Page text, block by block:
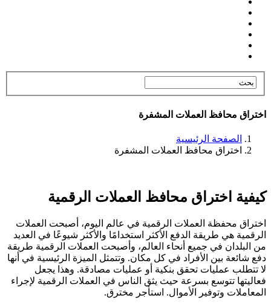
اختراق محافظ العملات المشفرة
الصفحة الرئيسية
اختراق محافظ العملات المشفرة
كيفية اختراق محافظ العملات الرقمية
اختراق محفظة العملات الرقمية في عالم اليوم، أصبحت العملات
الرقمية هي طريقة الدفع الأكثر استخدامًا والأكثر شيوعًا في العديد
من البلدان في جميع أنحاء العالم، وأصبحت العملات الرقمية طريقة
دفع شائعة بين الأفراد في كل مكان. وتتمثل الميزة الرئيسية في أنها
لا تتطلب عمليات تحقق بنكية أو عمليات مصادقة. وهذا يجعل
فعاليتها تتوسع بسرعة حيث يثق الناس في العملات الرقمية لإجراء
المعاملات وتوفير الأموال. استأجر مخترق.